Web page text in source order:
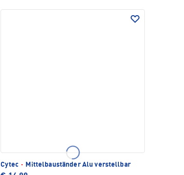
Cytec · Mittelbauständer Alu verstellbar